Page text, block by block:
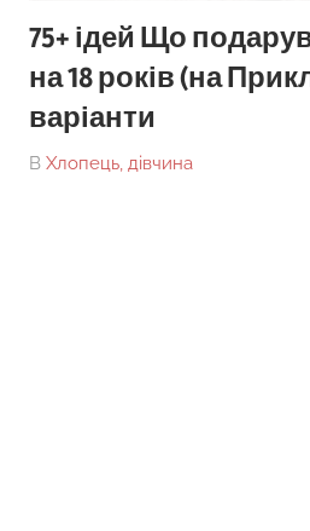
75+ ідей Що
на 18 років (на
варіанти
On
By
В Хлопець, дівчина